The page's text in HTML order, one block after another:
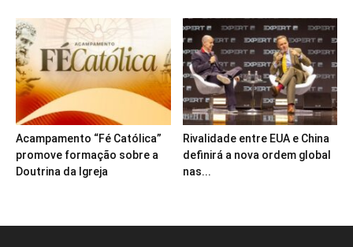
Acampamento “Fé Católica”
promove formação sobre a
Doutrina da Igreja
Rivalidade entre EUA e China
definirá a nova ordem global
nas...